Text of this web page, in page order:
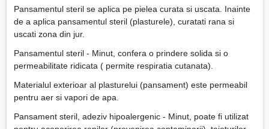
Pansamentul steril se aplica pe pielea curata si uscata. Inainte
de a aplica pansamentul steril (plasturele), curatati rana si
uscati zona din jur.
Pansamentul steril - Minut, confera o prindere solida si o
permeabilitate ridicata ( permite respiratia cutanata).
Materialul exterioar al plasturelui (pansament) este permeabil
pentru aer si vapori de apa.
Pansament steril, adeziv hipoalergenic - Minut, poate fi utilizat